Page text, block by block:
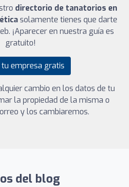
directorio de tanatorios en
solamente tienes que darte
¡Aparecer en nuestra guía es
gratuito!
empresa gratis
cambio en los datos de tu
la propiedad de la misma o
y los cambiaremos.
del blog